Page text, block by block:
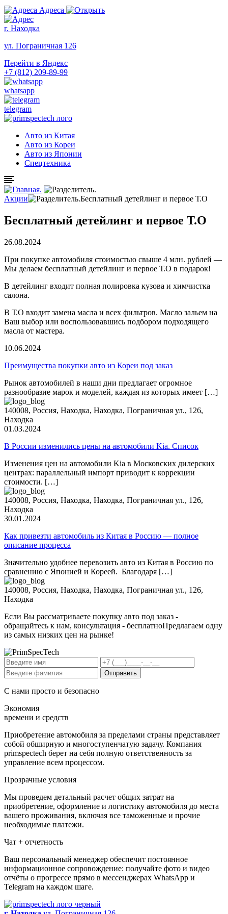
Адреса
г. Находка
ул. Пограничная 126
Перейти в Яндекс
+7 (812) 209-89-99
whatsapp
telegram
Авто из Китая
Авто из Кореи
Авто из Японии
Спецтехника
Акции Бесплатный детейлинг и первое Т.О
Бесплатный детейлинг и первое Т.О
26.08.2024
При покупке автомобиля стоимостью свыше 4 млн. рублей —
Мы делаем бесплатный детейлинг и первое Т.О в подарок!
В детейлинг входит полная полировка кузова и химчистка
салона.
В Т.О входит замена масла и всех фильтров. Масло зальем на
Ваш выбор или воспользовавшись подбором подходящего
масла от мастера.
10.06.2024
Преимущества покупки авто из Кореи под заказ
Рынок автомобилей в наши дни предлагает огромное
разнообразие марок и моделей, каждая из которых имеет […]
140008, Россия, Находка, Находка, Пограничная ул., 126,
Находка
01.03.2024
В России изменились цены на автомобили Kia. Список
Изменения цен на автомобили Kia в Московских дилерских
центрах: параллельный импорт приводит к коррекции
стоимости. […]
140008, Россия, Находка, Находка, Пограничная ул., 126,
Находка
30.01.2024
Как привезти автомобиль из Китая в Россию — полное
описание процесса
Значительно удобнее перевозить авто из Китая в Россию по
сравнению с Японией и Кореей. Благодаря […]
140008, Россия, Находка, Находка, Пограничная ул., 126,
Находка
Если Вы рассматриваете покупку авто под заказ -
обращайтесь к нам, консультация - бесплатноПредлагаем одну
из самых низких цен на рынке!
С нами просто и безопасно
Экономия
времени и средств
Приобретение автомобиля за пределами страны представляет
собой обширную и многоступенчатую задачу. Компания
primspectech берет на себя полную ответственность за
управление всем процессом.
Прозрачные условия
Мы проведем детальный расчет общих затрат на
приобретение, оформление и логистику автомобиля до места
вашего проживания, включая все таможенные и прочие
необходимые платежи.
Чат + отчетность
Ваш персональный менеджер обеспечит постоянное
информационное сопровождение: получайте фото и видео
отчёты о прогрессе прямо в мессенджерах WhatsApp и
Telegram на каждом шаге.